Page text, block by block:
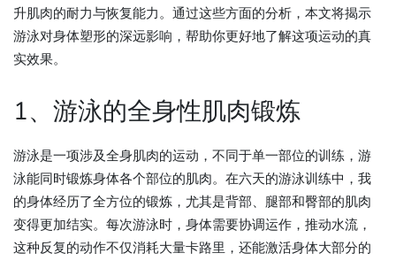
升肌肉的耐力与恢复能力。通过这些方面的分析，本文将揭示
游泳对身体塑形的深远影响，帮助你更好地了解这项运动的真
实效果。
1、游泳的全身性肌肉锻炼
游泳是一项涉及全身肌肉的运动，不同于单一部位的训练，游
泳能同时锻炼身体各个部位的肌肉。在六天的游泳训练中，我
的身体经历了全方位的锻炼，尤其是背部、腿部和臀部的肌肉
变得更加结实。每次游泳时，身体需要协调运作，推动水流，
这种反复的动作不仅消耗大量卡路里，还能激活身体大部分的